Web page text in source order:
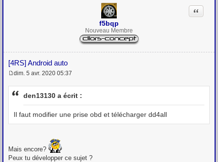
f5bqp
Nouveau Membre
[4RS] Android auto
Citation
e
s
g
e
dim. 5 avr. 2020 05:37
den13130 a écrit :
Il faut modifier une prise obd et télécharger dd4all
Mais encore?
Peux tu développer ce sujet ?